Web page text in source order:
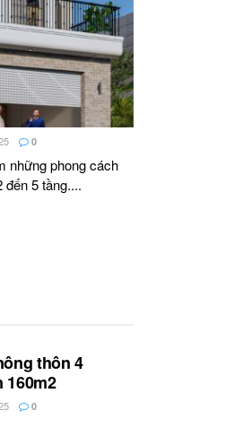
0
những phong cách
đến 5 tầng....
thôn 4
160m2
0